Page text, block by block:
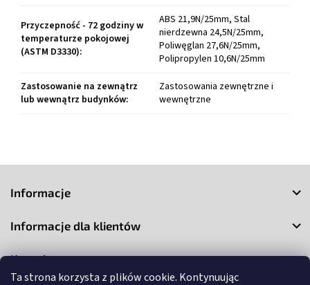
Ta strona korzysta z plików cookie. Kontynuując
Przyczepność - 72 godziny w
temperaturze pokojowej
(ASTM D3330):
ABS 21,9N/25mm, Stal
nierdzewna 24,5N/25mm,
Poliwęglan 27,6N/25mm,
Polipropylen 10,6N/25mm
Zastosowanie na zewnątrz
lub wewnątrz budynków:
Zastosowania zewnętrzne i
wewnętrzne
Informacje
Informacje dla klientów
Kontakt